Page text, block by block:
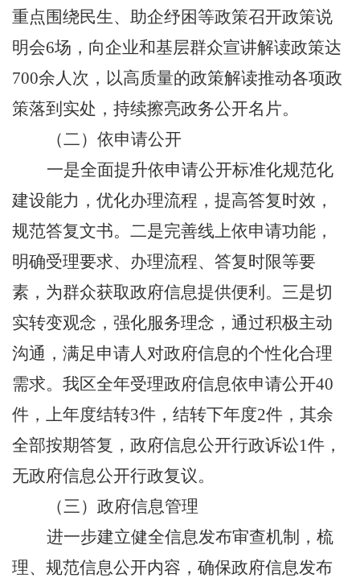
重点围绕民生、助企纾困等政策召开政策说
明会6场，向企业和基层群众宣讲解读政策达
700余人次，以高质量的政策解读推动各项政
策落到实处，持续擦亮政务公开名片。
（二）依申请公开
一是全面提升依申请公开标准化规范化
建设能力，优化办理流程，提高答复时效，
规范答复文书。二是完善线上依申请功能，
明确受理要求、办理流程、答复时限等要
素，为群众获取政府信息提供便利。三是切
实转变观念，强化服务理念，通过积极主动
沟通，满足申请人对政府信息的个性化合理
需求。我区全年受理政府信息依申请公开40
件，上年度结转3件，结转下年度2件，其余
全部按期答复，政府信息公开行政诉讼1件，
无政府信息公开行政复议。
（三）政府信息管理
进一步建立健全信息发布审查机制，梳
理、规范信息公开内容，确保政府信息发布